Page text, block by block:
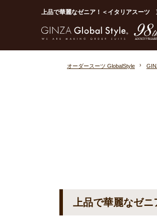
上品で華麗なゼニア！＜イタリアスー
オーダースーツ GlobalStyle
上品で華麗なゼ